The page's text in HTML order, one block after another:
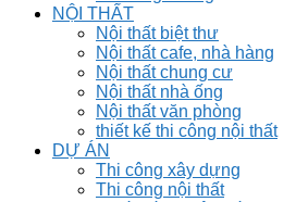
NỘI THẤT
Nội thất biệt thư
Nội thất cafe, nhà hàng
Nội thất chung cư
Nội thất nhà ống
Nội thất văn phòng
thiết kế thi công nội thất
DỰ ÁN
Thi công xây dựng
Thi công nội thất